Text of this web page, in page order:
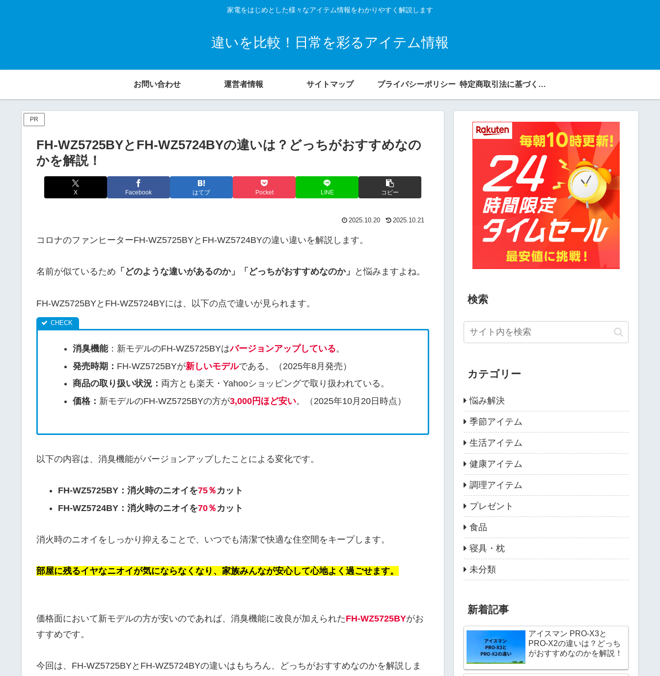
家電をはじめとした様々なアイテム情報をわかりやすく解説します
違いを比較！日常を彩るアイテム情報
お問い合わせ 運営者情報 サイトマップ プライバシーポリシー 特定商取引法に基づく表記
PR
FH-WZ5725BYとFH-WZ5724BYの違いは？どっちがおすすめなの
かを解説！
X Facebook はてブ Pocket LINE コピー
2025.10.20 2025.10.21
コロナのファンヒーターFH-WZ5725BYとFH-WZ5724BYの違い違いを解説します。
名前が似ているため 「どのような違いがあるのか」「どっちがおすすめなのか」 と悩みますよね。
FH-WZ5725BYとFH-WZ5724BYには、以下の点で違いが見られます。
消臭機能：新モデルのFH-WZ5725BYはバージョンアップしている。
発売時期： FH-WZ5725BYが新しいモデルである。（2025年8月発売）
商品の取り扱い状況： 両方とも楽天・Yahooショッピングで取り扱われている。
価格： 新モデルのFH-WZ5725BYの方が3,000円ほど安い。（2025年10月20日時点）
以下の内容は、消臭機能がバージョンアップしたことによる変化です。
FH-WZ5725BY：消火時のニオイを75％ カット
FH-WZ5724BY：消火時のニオイを70％ カット
消火時のニオイをしっかり抑えることで、いつでも清潔で快適な住空間をキープします。
部屋に残るイヤなニオイが気にならなくなり、家族みんなが安心して心地よく過ごせます。
価格面において新モデルの方が安いのであれば、消臭機能に改良が加えられたFH-WZ5725BYがお
すすめです。
今回は、FH-WZ5725BYとFH-WZ5724BYの違いはもちろん、どっちがおすすめなのかを解説しま
検索
カテゴリー
悩み解決
季節アイテム
生活アイテム
健康アイテム
調理アイテム
プレゼント
食品
寝具・枕
未分類
新着記事
アイスマン PRO-X3と
PRO-X2の違いは？どっち
がおすすめなのかを解説！